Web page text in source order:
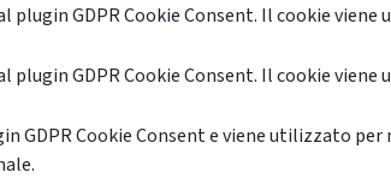
plugin GDPR Cookie Consent. Il cookie
plugin GDPR Cookie Consent. Il cookie
GDPR Cookie Consent e viene utilizzato